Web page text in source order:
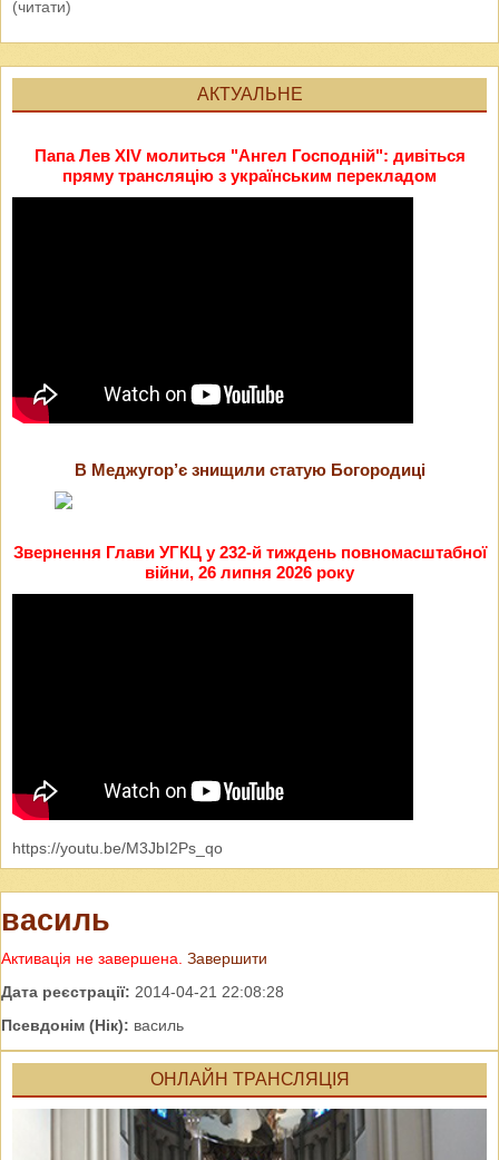
(читати)
АКТУАЛЬНЕ
Папа Лев XIV молиться "Ангел Господній": дивіться
пряму трансляцію з українським перекладом
В Меджугор’є знищили статую Богородиці
Звернення Глави УГКЦ у 232-й тиждень повномасштабної
війни, 26 липня 2026 року
https://youtu.be/M3JbI2Ps_qo
василь
Активація не завершена. Завершити
Дата реєстрації: 2014-04-21 22:08:28
Псевдонім (Нік): василь
ОНЛАЙН ТРАНСЛЯЦІЯ